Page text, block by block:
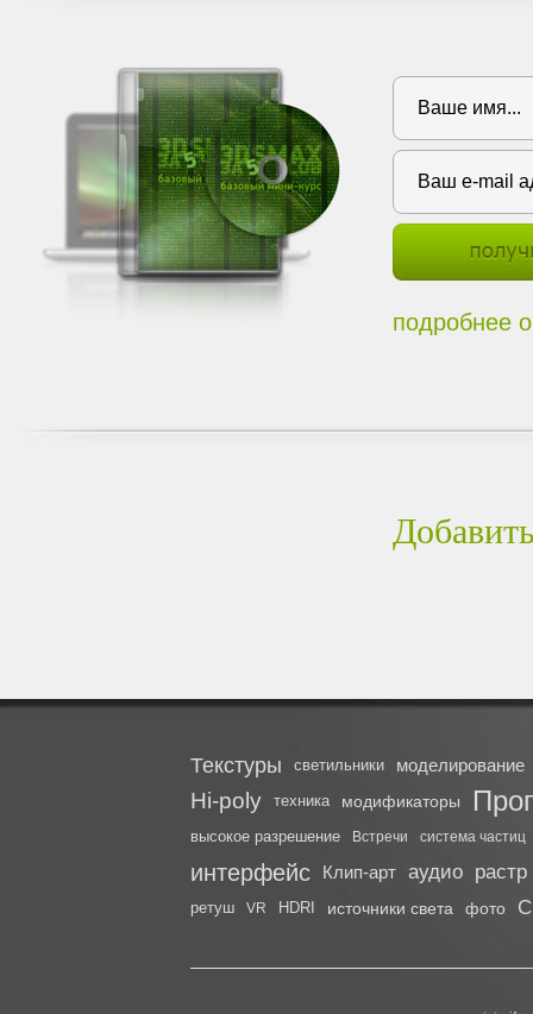
подробнее
Текстуры светильники моделирование
Hi-poly техника модификаторы
высокое разрешение Встречи система частиц
интерфейс Клип-арт аудио растр
ретуш VR HDRI источники света фото